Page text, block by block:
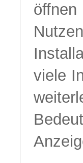
öffnen
viele